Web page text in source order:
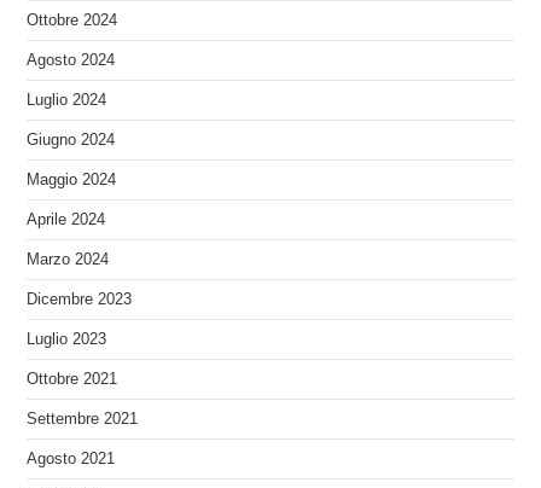
Ottobre 2024
Agosto 2024
Luglio 2024
Giugno 2024
Maggio 2024
Aprile 2024
Marzo 2024
Dicembre 2023
Luglio 2023
Ottobre 2021
Settembre 2021
Agosto 2021